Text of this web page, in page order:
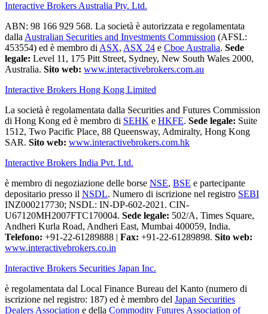
Interactive Brokers Australia Pty. Ltd.
ABN: 98 166 929 568. La società è autorizzata e regolamentata
dalla Australian Securities and Investments Commission (AFSL:
453554) ed è membro di ASX, ASX 24 e Cboe Australia. Sede
legale: Level 11, 175 Pitt Street, Sydney, New South Wales 2000,
Australia. Sito web: www.interactivebrokers.com.au
Interactive Brokers Hong Kong Limited
La società è regolamentata dalla Securities and Futures Commission
di Hong Kong ed è membro di SEHK e HKFE. Sede legale: Suite
1512, Two Pacific Place, 88 Queensway, Admiralty, Hong Kong
SAR. Sito web: www.interactivebrokers.com.hk
Interactive Brokers India Pvt. Ltd.
è membro di negoziazione delle borse NSE, BSE e partecipante
depositario presso il NSDL. Numero di iscrizione nel registro SEBI
INZ000217730; NSDL: IN-DP-602-2021. CIN-
U67120MH2007FTC170004. Sede legale: 502/A, Times Square,
Andheri Kurla Road, Andheri East, Mumbai 400059, India.
Telefono: +91-22-61289888 | Fax: +91-22-61289898. Sito web:
www.interactivebrokers.co.in
Interactive Brokers Securities Japan Inc.
è regolamentata dal Local Finance Bureau del Kanto (numero di
iscrizione nel registro: 187) ed è membro del Japan Securities
Dealers Association e della Commodity Futures Association of